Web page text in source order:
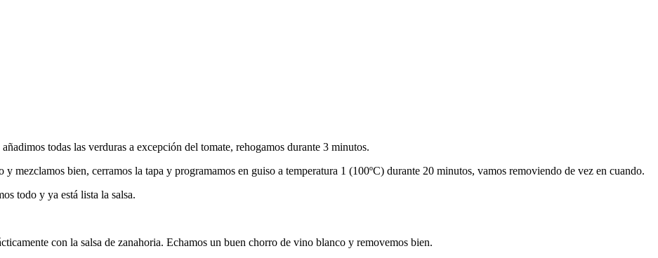
todas las verduras a excepción del tomate, rehogamos durante 3 minutos.
mezclamos bien, cerramos la tapa y programamos en guiso a temperatura 1 (100ºC) durante 20 minutos, vamos removiendo de vez en cuando.
todo y ya está lista la salsa.
con la salsa de zanahoria. Echamos un buen chorro de vino blanco y removemos bien.